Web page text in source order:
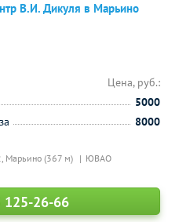
В.И. Дикуля в Марьино
Марьино (367 м) ЮВАО
Цена, руб.:
5000
8000
125-26-66